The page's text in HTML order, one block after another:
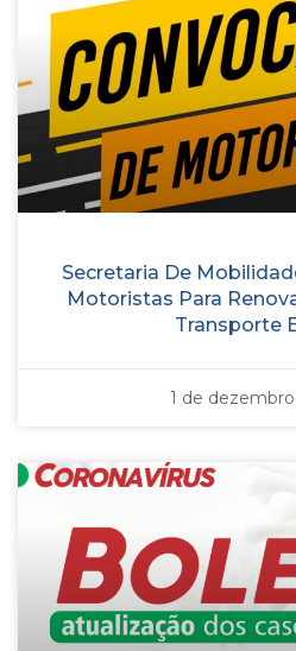
Secretaria De
Motoristas Para
Transporte
1 de dezembro